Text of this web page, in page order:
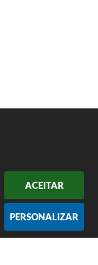
ACEITAR
PERSONALIZAR